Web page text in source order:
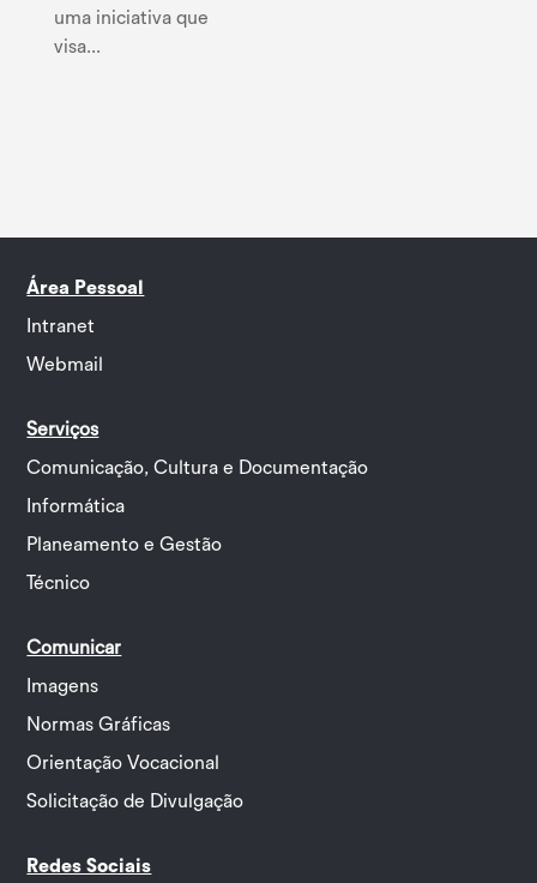
uma iniciativa que
visa...
Área Pessoal
Intranet
Webmail
Serviços
Comunicação, Cultura e Documentação
Informática
Planeamento e Gestão
Técnico
Comunicar
Imagens
Normas Gráficas
Orientação Vocacional
Solicitação de Divulgação
Redes Sociais